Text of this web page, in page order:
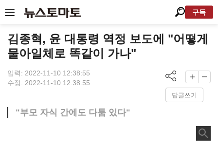
구독
김종혁, 윤 대통령 역정 보도에 "어떻게
물아일체로 똑같이 가나"
입력: 2022-11-10 12:38:55
수정: 2022-11-10 12:38:55
답글쓰기
"부모 자식 간에도 다툼 있다"